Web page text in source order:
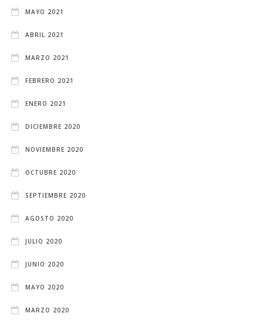
MAYO 2021
ABRIL 2021
MARZO 2021
FEBRERO 2021
ENERO 2021
DICIEMBRE 2020
NOVIEMBRE 2020
OCTUBRE 2020
SEPTIEMBRE 2020
AGOSTO 2020
JULIO 2020
JUNIO 2020
MAYO 2020
MARZO 2020